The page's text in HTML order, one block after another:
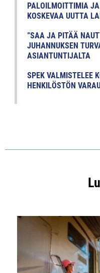
PALOILMOITTIMIA
KOSKEVAA UUTTA
”SAA JA PITÄÄ
JUHANNUKSEN
ASIANTUNTIJALTA
SPEK VALMISTELEE
HENKILÖSTÖN